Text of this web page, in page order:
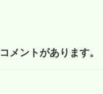
メントがあります。